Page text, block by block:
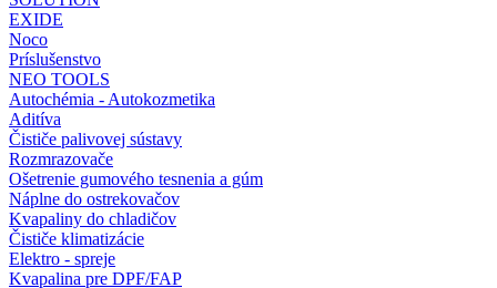
EXIDE
Noco
Príslušenstvo
NEO TOOLS
Autochémia - Autokozmetika
Aditíva
Čističe palivovej sústavy
Rozmrazovače
Ošetrenie gumového tesnenia a gúm
Náplne do ostrekovačov
Kvapaliny do chladičov
Čističe klimatizácie
Elektro - spreje
Kvapalina pre DPF/FAP